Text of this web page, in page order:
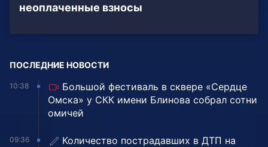
неоплаченные взносы
ПОСЛЕДНИЕ НОВОСТИ
10:38
Большой фестиваль в сквере «Сердце
Омска» у СКК имени Блинова собрал сотни
омичей
09:36
Количество пострадавших в ДТП на